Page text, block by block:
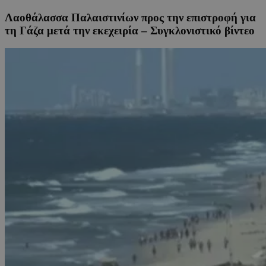
Λαοθάλασσα Παλαιστινίων προς την επιστροφή για
τη Γάζα μετά την εκεχειρία – Συγκλονιστικό βίντεο